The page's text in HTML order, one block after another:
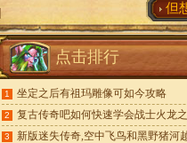
但
点击排行
1 坐定之后有祖玛雕像可如今攻略
2 复古传奇吧如何快速学会战士火龙
3 新版迷失传奇,空中飞鸟和黑野猪河